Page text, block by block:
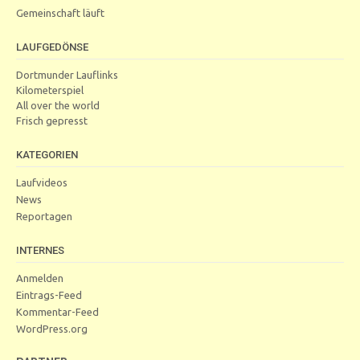
Gemeinschaft läuft
LAUFGEDÖNSE
Dortmunder Lauflinks
Kilometerspiel
All over the world
Frisch gepresst
KATEGORIEN
Laufvideos
News
Reportagen
INTERNES
Anmelden
Eintrags-Feed
Kommentar-Feed
WordPress.org